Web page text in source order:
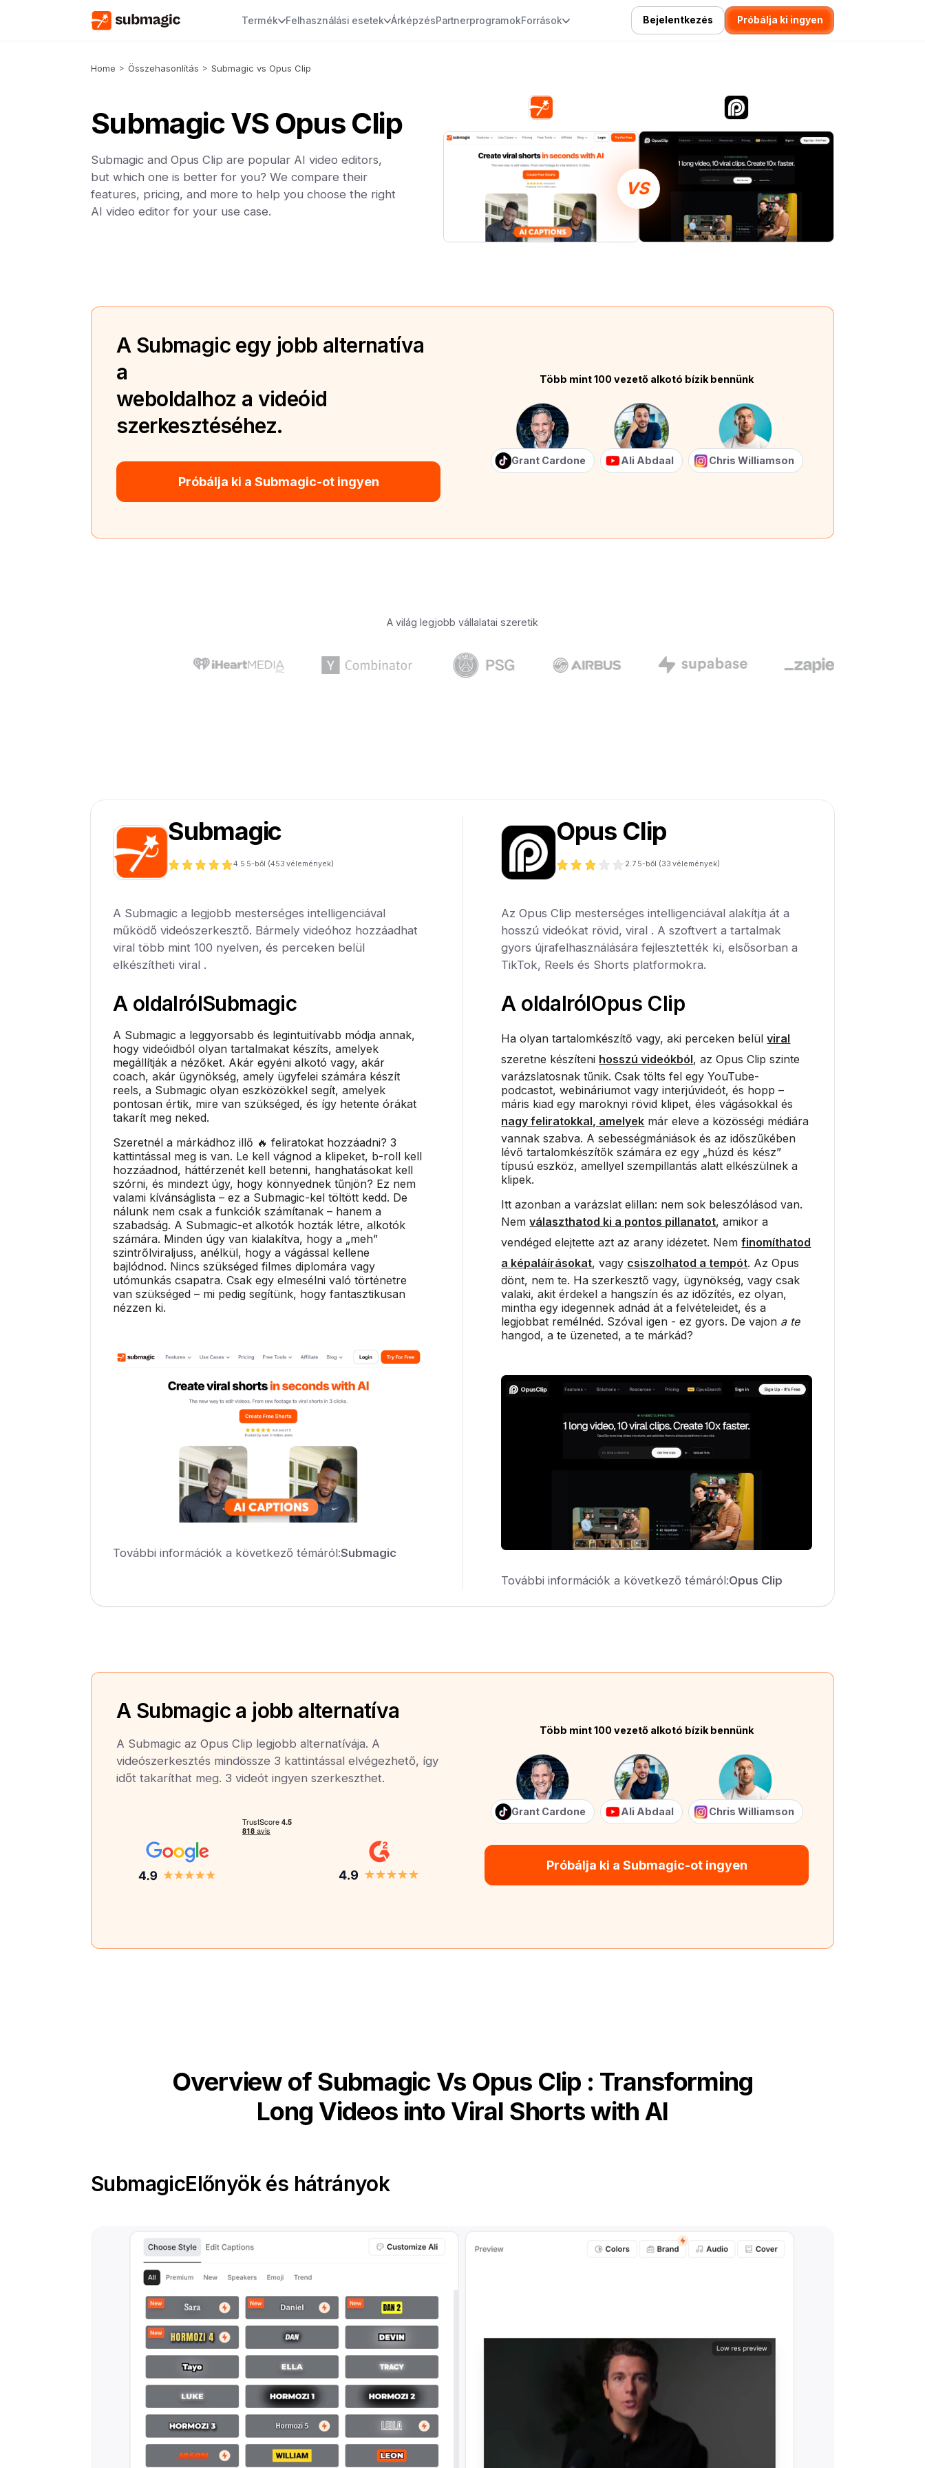
Termék Felhasználási esetek ÁrképzésPartnerprogramokForrások Bejelentkezés Próbálja ki ingyen
Home > Összehasonlítás > Submagic vs Opus Clip
Submagic VS Opus Clip
Submagic and Opus Clip are popular AI video editors,
but which one is better for you? We compare their
features, pricing, and more to help you choose the right
AI video editor for your use case.
VS
A Submagic egy jobb alternatíva
a
weboldalhoz a videóid
szerkesztéséhez.
Próbálja ki a Submagic-ot ingyen
Több mint 100 vezető alkotó bízik bennünk
Grant Cardone Ali Abdaal Chris Williamson
A világ legjobb vállalatai szeretik
Submagic
4.5 5-ből (453 vélemények)
A Submagic a legjobb mesterséges intelligenciával
működő videószerkesztő. Bármely videóhoz hozzáadhat
viral több mint 100 nyelven, és perceken belül
elkészítheti viral .
A oldalrólSubmagic
A Submagic a leggyorsabb és legintuitívabb módja annak,
hogy videóidból olyan tartalmakat készíts, amelyek
megállítják a nézőket. Akár egyéni alkotó vagy, akár
coach, akár ügynökség, amely ügyfelei számára készít
reels, a Submagic olyan eszközökkel segít, amelyek
pontosan értik, mire van szükséged, és így hetente órákat
takarít meg neked.
Szeretnél a márkádhoz illő 🔥 feliratokat hozzáadni? 3
kattintással meg is van. Le kell vágnod a klipeket, b-roll kell
hozzáadnod, háttérzenét kell betenni, hanghatásokat kell
szórni, és mindezt úgy, hogy könnyednek tűnjön? Ez nem
valami kívánságlista – ez a Submagic-kel töltött kedd. De
nálunk nem csak a funkciók számítanak – hanem a
szabadság. A Submagic-et alkotók hozták létre, alkotók
számára. Minden úgy van kialakítva, hogy a „meh”
szintrőlviraljuss, anélkül, hogy a vágással kellene
bajlódnod. Nincs szükséged filmes diplomára vagy
utómunkás csapatra. Csak egy elmesélni való történetre
van szükséged – mi pedig segítünk, hogy fantasztikusan
nézzen ki.
További információk a következő témáról:Submagic
Opus Clip
2.7 5-ből (33 vélemények)
Az Opus Clip mesterséges intelligenciával alakítja át a
hosszú videókat rövid, viral . A szoftvert a tartalmak
gyors újrafelhasználására fejlesztették ki, elsősorban a
TikTok, Reels és Shorts platformokra.
A oldalrólOpus Clip
Ha olyan tartalomkészítő vagy, aki perceken belülviral
szeretne készíteni hosszú videókból, az Opus Clip szinte
varázslatosnak tűnik. Csak tölts fel egy YouTube-
podcastot, webináriumot vagy interjúvideót, és hopp –
máris kiad egy maroknyi rövid klipet, éles vágásokkal és
nagy feliratokkal, amelyek már eleve a közösségi médiára
vannak szabva. A sebességmániások és az időszűkében
lévő tartalomkészítők számára ez egy „húzd és kész”
típusú eszköz, amellyel szempillantás alatt elkészülnek a
klipek.
Itt azonban a varázslat elillan: nem sok beleszólásod van.
Nemválaszthatod ki a pontos pillanatot, amikor a
vendéged elejtette azt az arany idézetet. Nemfinomíthatod
a képaláírásokat, vagy csiszolhatod a tempót. Az Opus
dönt, nem te. Ha szerkesztő vagy, ügynökség, vagy csak
valaki, akit érdekel a hangszín és az időzítés, ez olyan,
mintha egy idegennek adnád át a felvételeidet, és a
legjobbat remélnéd. Szóval igen - ez gyors. De vajon a te
hangod, a te üzeneted, a te márkád?
További információk a következő témáról:Opus Clip
A Submagic a jobb alternatíva
A Submagic az Opus Clip legjobb alternatívája. A
videószerkesztés mindössze 3 kattintással elvégezhető, így
időt takaríthat meg. 3 videót ingyen szerkeszthet.
Több mint 100 vezető alkotó bízik bennünk
Grant Cardone Ali Abdaal Chris Williamson
Próbálja ki a Submagic-ot ingyen
Overview of Submagic Vs Opus Clip : Transforming
Long Videos into Viral Shorts with AI
SubmagicElőnyök és hátrányok